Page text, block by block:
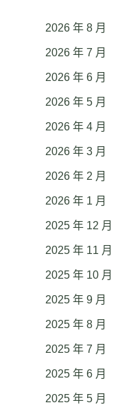
2026 年 8 月
2026 年 7 月
2026 年 6 月
2026 年 5 月
2026 年 4 月
2026 年 3 月
2026 年 2 月
2026 年 1 月
2025 年 12 月
2025 年 11 月
2025 年 10 月
2025 年 9 月
2025 年 8 月
2025 年 7 月
2025 年 6 月
2025 年 5 月